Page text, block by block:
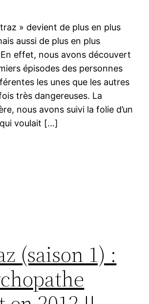
» devient de plus en plus
aussi de plus en plus
effet, nous avons découvert
épisodes des personnes
les unes que les autres
très dangereuses. La
nous avons suivi la folie d’un
voulait […]
(saison 1) :